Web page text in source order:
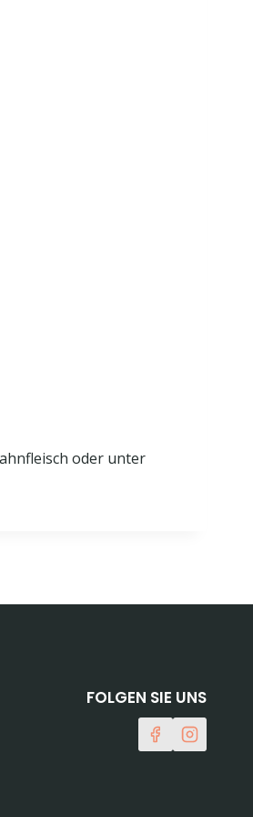
oder unter
FOLGEN SIE UNS